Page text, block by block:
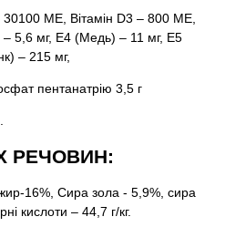
ME, Вітамін D3 – 800 ME,
5,6 мг, E4 (Медь) – 11 мг, E5
– 215 мг,
пентанатрію 3,5 г
РЕЧОВИН:
16%, Сира зола - 5,9%, сира
кислоти – 44,7 г/кг.